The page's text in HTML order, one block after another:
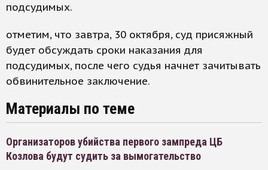
подсудимых.
отметим, что завтра, 30 октября, суд присяжный
будет обсуждать сроки наказания для
подсудимых, после чего судья начнет зачитывать
обвинительное заключение.
Материалы по теме
Организаторов убийства первого зампреда ЦБ
Козлова будут судить за вымогательство